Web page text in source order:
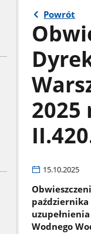
Powrót
2025
15.10.2025
października
Wodnego